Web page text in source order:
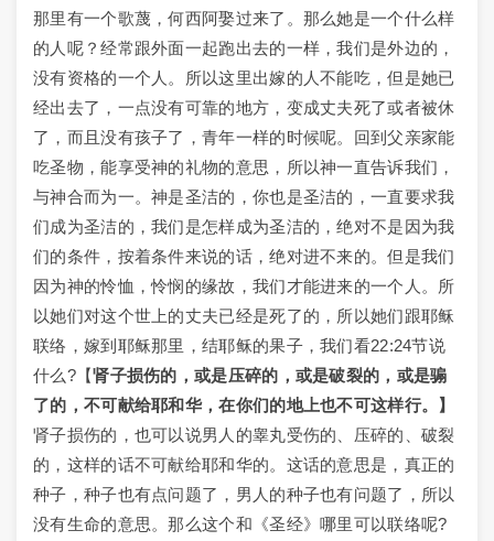
那里有一个歌蔑，何西阿娶过来了。那么她是一个什么样
的人呢？经常跟外面一起跑出去的一样，我们是外边的，
没有资格的一个人。所以这里出嫁的人不能吃，但是她已
经出去了，一点没有可靠的地方，变成丈夫死了或者被休
了，而且没有孩子了，青年一样的时候呢。回到父亲家能
吃圣物，能享受神的礼物的意思，所以神一直告诉我们，
与神合而为一。神是圣洁的，你也是圣洁的，一直要求我
们成为圣洁的，我们是怎样成为圣洁的，绝对不是因为我
们的条件，按着条件来说的话，绝对进不来的。但是我们
因为神的怜恤，怜悯的缘故，我们才能进来的一个人。所
以她们对这个世上的丈夫已经是死了的，所以她们跟耶稣
联络，嫁到耶稣那里，结耶稣的果子，我们看22:24节说
什么?【肾子损伤的，或是压碎的，或是破裂的，或是骟
了的，不可献给耶和华，在你们的地上也不可这样行。】
肾子损伤的，也可以说男人的睾丸受伤的、压碎的、破裂
的，这样的话不可献给耶和华的。这话的意思是，真正的
种子，种子也有点问题了，男人的种子也有问题了，所以
没有生命的意思。那么这个和《圣经》哪里可以联络呢?